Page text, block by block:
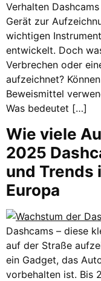
Verhalten
Gerät zur
wichtigen
entwickelt. Doch
Verbrechen oder
aufzeichnet?
Beweismittel
Was bedeutet […]
Wie viele
2025
und Trends
Europa
Dashcams – diese
auf der Straße
ein Gadget, das
vorbehalten ist. Bis